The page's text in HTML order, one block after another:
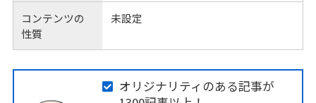
コンテンツの
性質
未設定
オリジナリティのある記事が